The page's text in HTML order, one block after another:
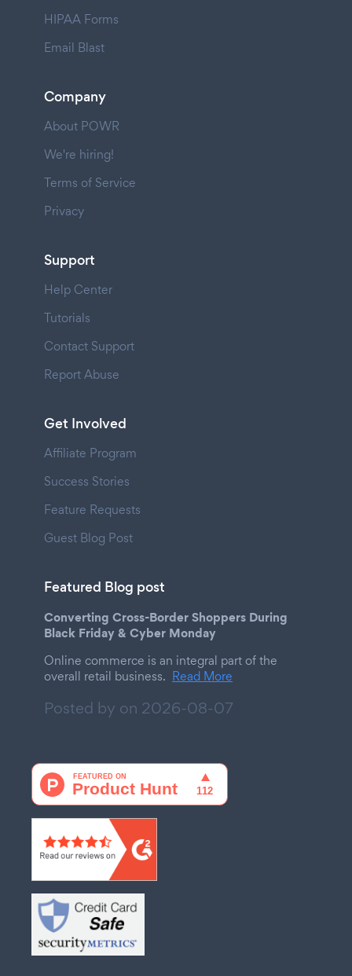
HIPAA Forms
Email Blast
Company
About POWR
We're hiring!
Terms of Service
Privacy
Support
Help Center
Tutorials
Contact Support
Report Abuse
Get Involved
Affiliate Program
Success Stories
Feature Requests
Guest Blog Post
Featured Blog post
Converting Cross-Border Shoppers During
Black Friday & Cyber Monday
Online commerce is an integral part of the
overall retail business. Read More
Posted by on 2026-08-07